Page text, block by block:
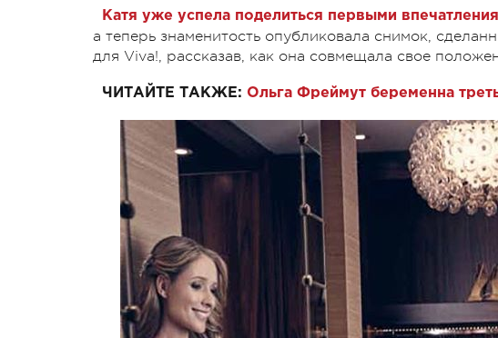
Катя уже успела поделиться первыми
а теперь знаменитость опубликовала снимок,
для Viva!, рассказав, как она совмещала свое
ЧИТАЙТЕ ТАКЖЕ: Ольга Фреймут беременна